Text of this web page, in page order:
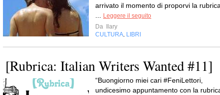
arrivato il momento di proporvi la
Leggere il seguito
Da
Ilary
CULTURA LIBRI
[Rubrica: Italian Writers Wanted #11]
“Buongiorno miei cari #FeniLettori,
undicesimo appuntamento con la